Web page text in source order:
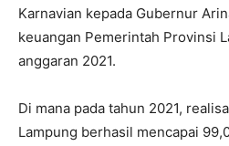
Karnavian kepada Gubernur
keuangan Pemerintah Provinsi
anggaran 2021.
Di mana pada tahun 2021,
Lampung berhasil mencapai